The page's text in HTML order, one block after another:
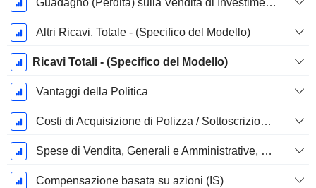
Guadagno (Perdita) sulla Vendita di Investimenti, Totale (Rev) - (Specifico del Modello)
Altri Ricavi, Totale - (Specifico del Modello)
Ricavi Totali - (Specifico del Modello)
Vantaggi della Politica
Costi di Acquisizione di Polizza / Sottoscrizione, Totale
Spese di Vendita, Generali e Amministrative, Totale - (Specifico del Modello)
Compensazione basata su azioni (IS)